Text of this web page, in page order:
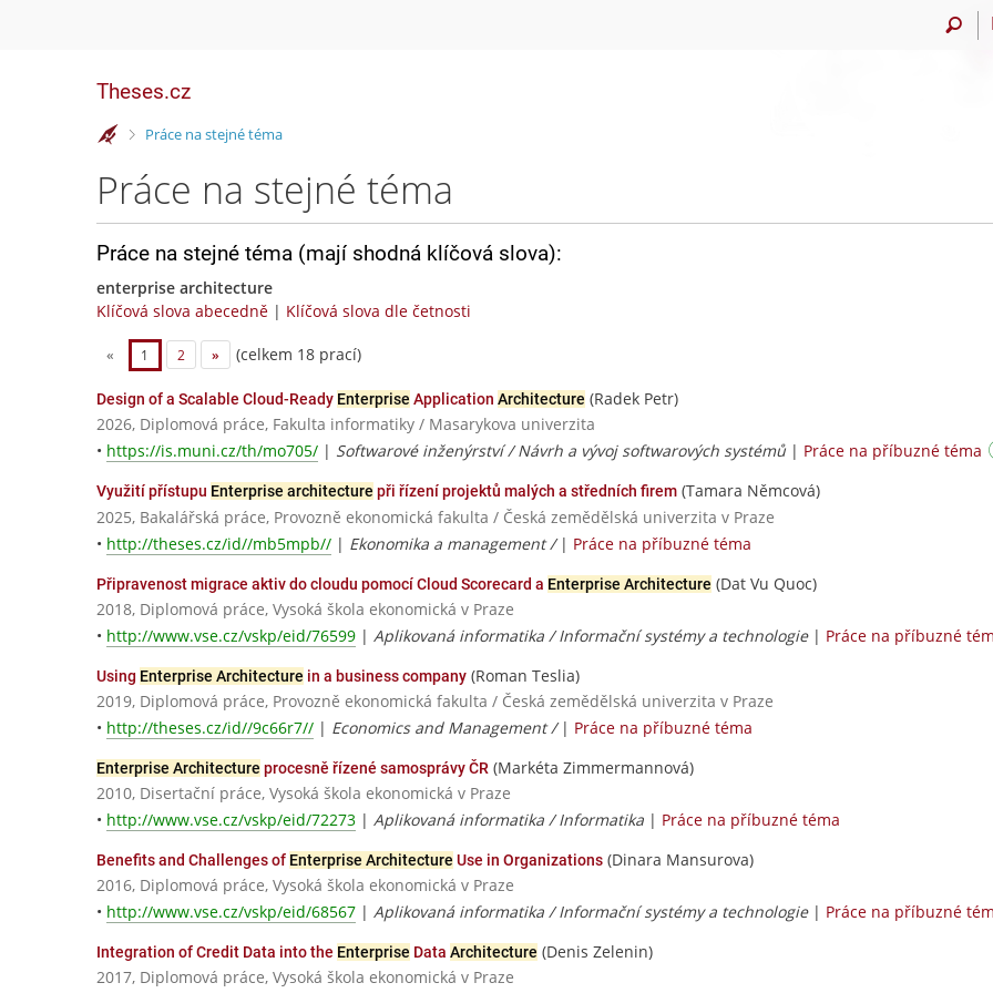
Theses.cz
>Práce na stejné téma
Práce na stejné téma
Práce na stejné téma (mají shodná klíčová slova):
enterprise architecture
Klíčová slova abecedně | Klíčová slova dle četnosti
« 1 2 » (celkem 18 prací)
Design of a Scalable Cloud-Ready Enterprise Application Architecture (Radek Petr)
2026, Diplomová práce, Fakulta informatiky / Masarykova univerzita
• https://is.muni.cz/th/mo705/ | Softwarové inženýrství / Návrh a vývoj softwarových systémů | Práce na příbuzné téma
Využití přístupu Enterprise architecture při řízení projektů malých a středních firem (Tamara Němcová)
2025, Bakalářská práce, Provozně ekonomická fakulta / Česká zemědělská univerzita v Praze
• http://theses.cz/id//mb5mpb// | Ekonomika a management / | Práce na příbuzné téma
Připravenost migrace aktiv do cloudu pomocí Cloud Scorecard a Enterprise Architecture (Dat Vu Quoc)
2018, Diplomová práce, Vysoká škola ekonomická v Praze
• http://www.vse.cz/vskp/eid/76599 | Aplikovaná informatika / Informační systémy a technologie| Práce na příbuzné
Using Enterprise Architecture in a business company (Roman Teslia)
2019, Diplomová práce, Provozně ekonomická fakulta / Česká zemědělská univerzita v Praze
• http://theses.cz/id//9c66r7// | Economics and Management / | Práce na příbuzné téma
Enterprise Architecture procesně řízené samosprávy ČR (Markéta Zimmermannová)
2010, Disertační práce, Vysoká škola ekonomická v Praze
• http://www.vse.cz/vskp/eid/72273 | Aplikovaná informatika / Informatika | Práce na příbuzné téma
Benefits and Challenges of Enterprise Architecture Use in Organizations (Dinara Mansurova)
2016, Diplomová práce, Vysoká škola ekonomická v Praze
• http://www.vse.cz/vskp/eid/68567 | Aplikovaná informatika / Informační systémy a technologie| Práce na příbuzné
Integration of Credit Data into the Enterprise Data Architecture (Denis Zelenin)
2017, Diplomová práce, Vysoká škola ekonomická v Praze